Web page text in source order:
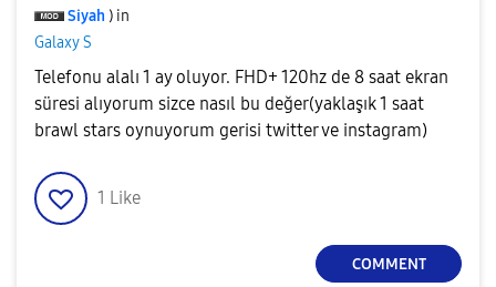
Siyah ) in
Galaxy S
Telefonu alalı 1 ay oluyor. FHD+ 120hz de 8 saat ekran
süresi alıyorum sizce nasıl bu değer(yaklaşık 1 saat
brawl stars oynuyorum gerisi twitter ve instagram)
1 Like
COMMENT